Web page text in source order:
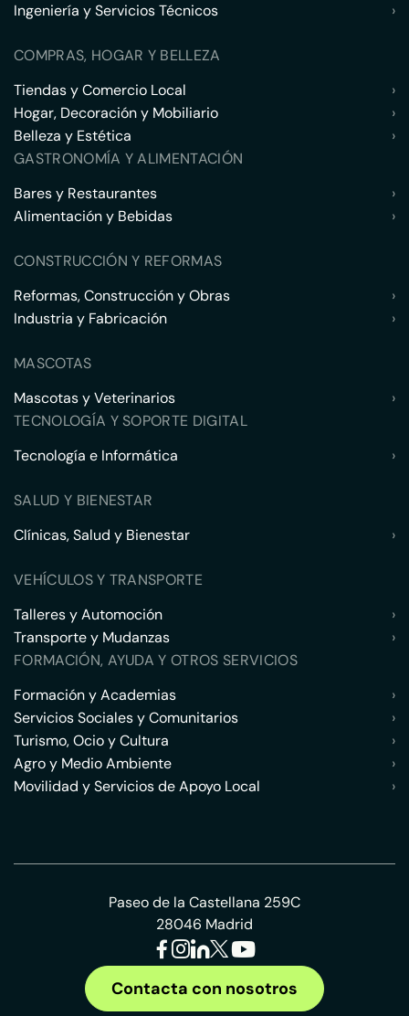
Ingeniería y Servicios Técnicos
›
COMPRAS, HOGAR Y BELLEZA
Tiendas y Comercio Local
›
Hogar, Decoración y Mobiliario
›
Belleza y Estética
›
GASTRONOMÍA Y ALIMENTACIÓN
Bares y Restaurantes
›
Alimentación y Bebidas
›
CONSTRUCCIÓN Y REFORMAS
Reformas, Construcción y Obras
›
Industria y Fabricación
›
MASCOTAS
Mascotas y Veterinarios
›
TECNOLOGÍA Y SOPORTE DIGITAL
Tecnología e Informática
›
SALUD Y BIENESTAR
Clínicas, Salud y Bienestar
›
VEHÍCULOS Y TRANSPORTE
Talleres y Automoción
›
Transporte y Mudanzas
›
FORMACIÓN, AYUDA Y OTROS SERVICIOS
Formación y Academias
›
Servicios Sociales y Comunitarios
›
Turismo, Ocio y Cultura
›
Agro y Medio Ambiente
›
Movilidad y Servicios de Apoyo Local
›
Paseo de la Castellana 259C
28046 Madrid
Contacta con nosotros